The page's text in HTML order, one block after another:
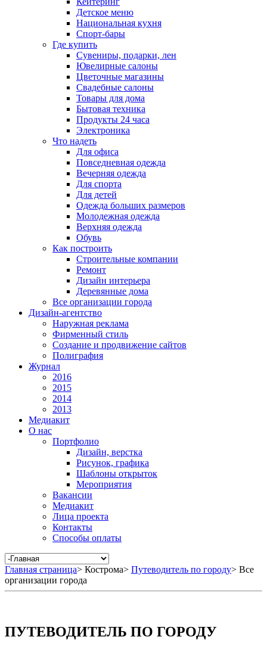
Детское меню
Национальная кухня
Спорт-бары
Где купить
Сувениры, подарки, лен
Ювелирные салоны
Цветочные магазины
Свадебные салоны
Товары для дома
Бытовая техника
Продукты 24 часа
Электроника
Что надеть
Для офиса
Повседневная одежда
Вечерняя одежда
Для спорта
Для детей
Одежда больших размеров
Молодежная одежда
Верхняя одежда
Обувь
Как построить
Строительные компании
Ремонт
Дизайн интерьера
Деревянные дома
Все организации города
Дизайн-агентство
Наружная реклама
Фирменный стиль
Создание и продвижение сайтов
Полиграфия
Журнал
2016
2015
2014
2013
Медиакит
О нас
Портфолио
Дизайн, верстка
Рисунок, графика
Шаблоны открыток
Мероприятия
Вакансии
Медиакит
Лица проекта
Контакты
Способы оплаты
Главная страница> Кострома> Путеводитель по городу> Все
организации города
ПУТЕВОДИТЕЛЬ ПО ГОРОДУ